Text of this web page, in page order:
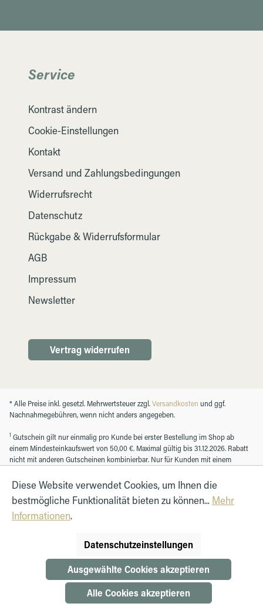
Service
Kontrast ändern
Cookie-Einstellungen
Kontakt
Versand und Zahlungsbedingungen
Widerrufsrecht
Datenschutz
Rückgabe & Widerrufsformular
AGB
Impressum
Newsletter
Vertrag widerrufen
* Alle Preise inkl. gesetzl. Mehrwertsteuer zzgl.Versandkosten und ggf.
Nachnahmegebühren, wenn nicht anders angegeben.
1 Gutschein gilt nur einmalig pro Kunde bei erster Bestellung im Shop ab
einem Mindesteinkaufswert von 50,00 €. Maximal gültig bis 31.12.2026. Rabatt
nicht mit anderen Gutscheinen kombinierbar. Nur für Kunden mit einem
Diese Website verwendet Cookies, um Ihnen die
bestmögliche Funktionalität bieten zu können... Mehr
Informationen.
Datenschutzeinstellungen
Ausgewählte Cookies akzeptieren
Alle Cookies akzeptieren